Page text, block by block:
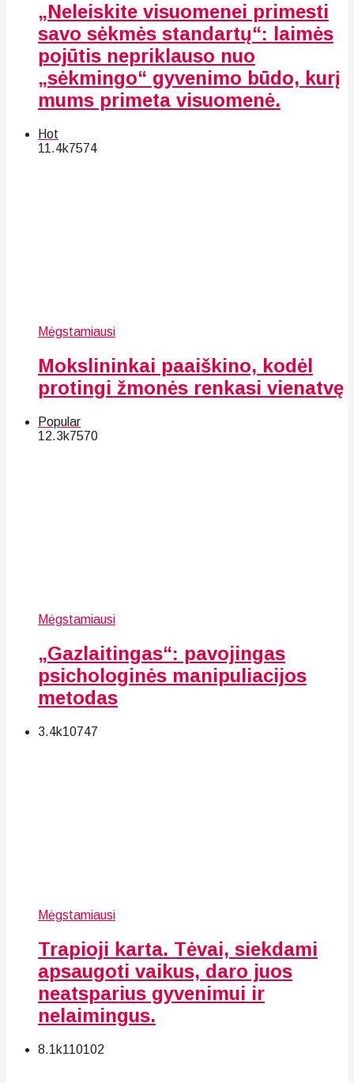
„Neleiskite visuomenei primesti
savo sėkmės standartų“: laimės
pojūtis nepriklauso nuo
„sėkmingo“ gyvenimo būdo, kurį
mums primeta visuomenė.
Hot
11.4k7574
Mėgstamiausi
Mokslininkai paaiškino, kodėl
protingi žmonės renkasi vienatvę
Popular
12.3k7570
Mėgstamiausi
„Gazlaitingas“: pavojingas
psichologinės manipuliacijos
metodas
3.4k10747
Mėgstamiausi
Trapioji karta. Tėvai, siekdami
apsaugoti vaikus, daro juos
neatsparius gyvenimui ir
nelaimingus.
8.1k110102